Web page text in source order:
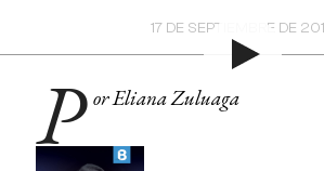
17 DE SEPTIEMBRE DE
P or Eliana Zuluaga